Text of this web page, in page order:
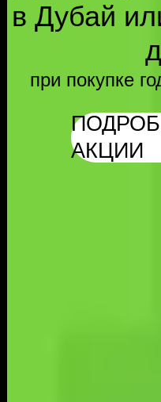
в Дубай
при покупке
АКЦИИ